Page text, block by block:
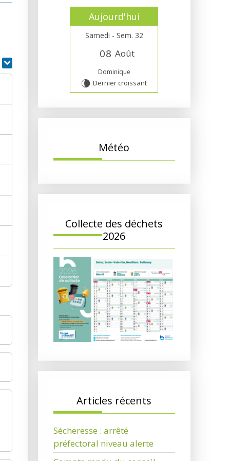
Aujourd'hui
Samedi - Sem. 32
08 Août
Dominique
V Dernier croissant
Météo
Collecte des déchets
2026
Articles récents
Sécheresse : arrêté
préfectoral niveau alerte